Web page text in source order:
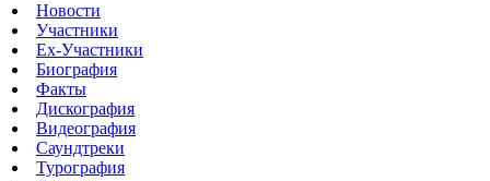
Новости
Участники
Ex-Участники
Биография
Факты
Дискография
Видеография
Саундтреки
Турография